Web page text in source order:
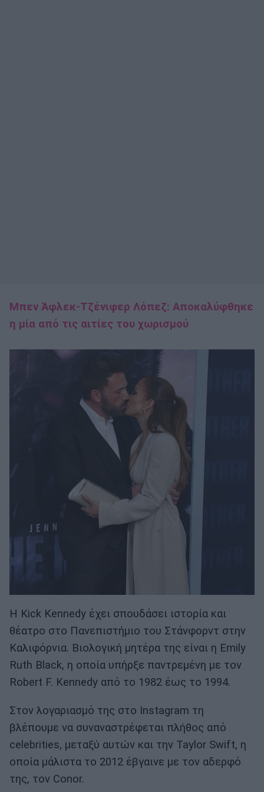
Μπεν Άφλεκ-Τζένιφερ Λόπεζ: Αποκαλύφθηκε
η μία από τις αιτίες του χωρισμού
Η Kick Kennedy έχει σπουδάσει ιστορία και
θέατρο στο Πανεπιστήμιο του Στάνφορντ στην
Καλιφόρνια. Βιολογική μητέρα της είναι η Emily
Ruth Black, η οποία υπήρξε παντρεμένη με τον
Robert F. Kennedy από το 1982 έως το 1994.
Στον λογαριασμό της στο Instagram τη
βλέπουμε να συναναστρέφεται πλήθος από
celebrities, μεταξύ αυτών και την Taylor Swift, η
οποία μάλιστα το 2012 έβγαινε με τον αδερφό
της, τον Conor.